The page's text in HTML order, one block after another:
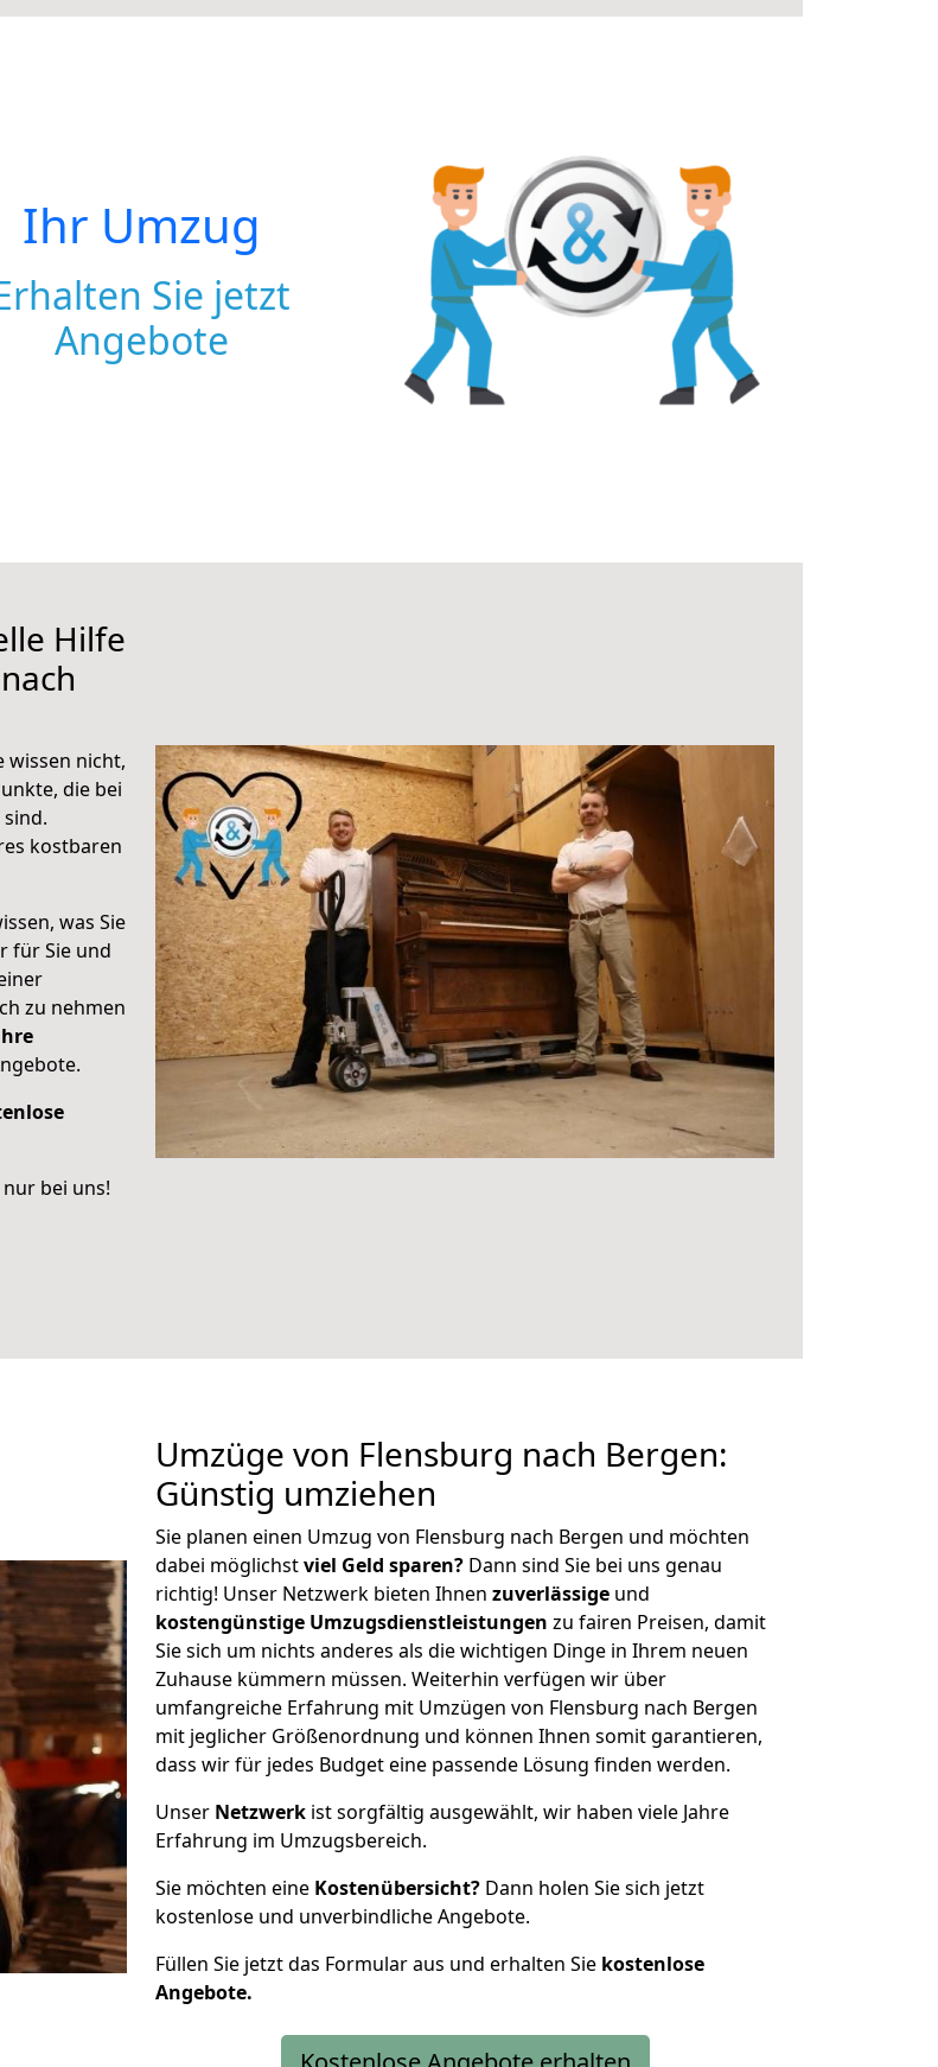
Ihr Umzug
Sie jetzt
Angebote
Hilfe
wissen nicht,
die bei
kostbaren
was Sie
für Sie und
zu nehmen
bei uns!
Umzüge von Flensburg nach Bergen:
Günstig umziehen
Sie planen einen Umzug von Flensburg nach Bergen und möchten
dabei möglichstviel Geld sparen? Dann sind Sie bei uns genau
richtig! Unser Netzwerk bieten Ihnen zuverlässige und
kostengünstige Umzugsdienstleistungen zu fairen Preisen, damit
Sie sich um nichts anderes als die wichtigen Dinge in Ihrem neuen
Zuhause kümmern müssen. Weiterhin verfügen wir über
umfangreiche Erfahrung mit Umzügen von Flensburg nach Bergen
mit jeglicher Größenordnung und können Ihnen somit garantieren,
dass wir für jedes Budget eine passende Lösung finden werden.
Unser Netzwerk ist sorgfältig ausgewählt, wir haben viele Jahre
Erfahrung im Umzugsbereich.
Sie möchten eine Kostenübersicht? Dann holen Sie sich jetzt
kostenlose und unverbindliche Angebote.
Füllen Sie jetzt das Formular aus und erhalten Sie kostenlose
Angebote.